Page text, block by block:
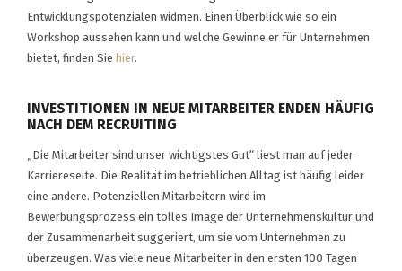
Entwicklungspotenzialen widmen. Einen Überblick wie so ein
Workshop aussehen kann und welche Gewinne er für Unternehmen
bietet, finden Sie hier.
INVESTITIONEN IN NEUE MITARBEITER ENDEN HÄUFIG
NACH DEM RECRUITING
„Die Mitarbeiter sind unser wichtigstes Gut“ liest man auf jeder
Karriereseite. Die Realität im betrieblichen Alltag ist häufig leider
eine andere. Potenziellen Mitarbeitern wird im
Bewerbungsprozess ein tolles Image der Unternehmenskultur und
der Zusammenarbeit suggeriert, um sie vom Unternehmen zu
überzeugen. Was viele neue Mitarbeiter in den ersten 100 Tagen